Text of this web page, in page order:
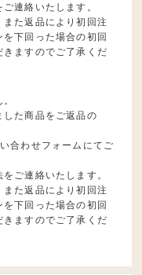
連絡いたします。
た返品により初回注
下回った場合の初回
ますのでご了承くだ
た商品をご返品の
合わせフォームにてご
ご連絡いたします。
た返品により初回注
下回った場合の初回
ますのでご了承くだ